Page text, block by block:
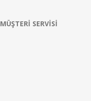
MÜŞTERI SERVISI